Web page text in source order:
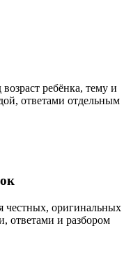
ребёнка, тему и
ответами отдельным
честных, оригинальных
ответами и разбором